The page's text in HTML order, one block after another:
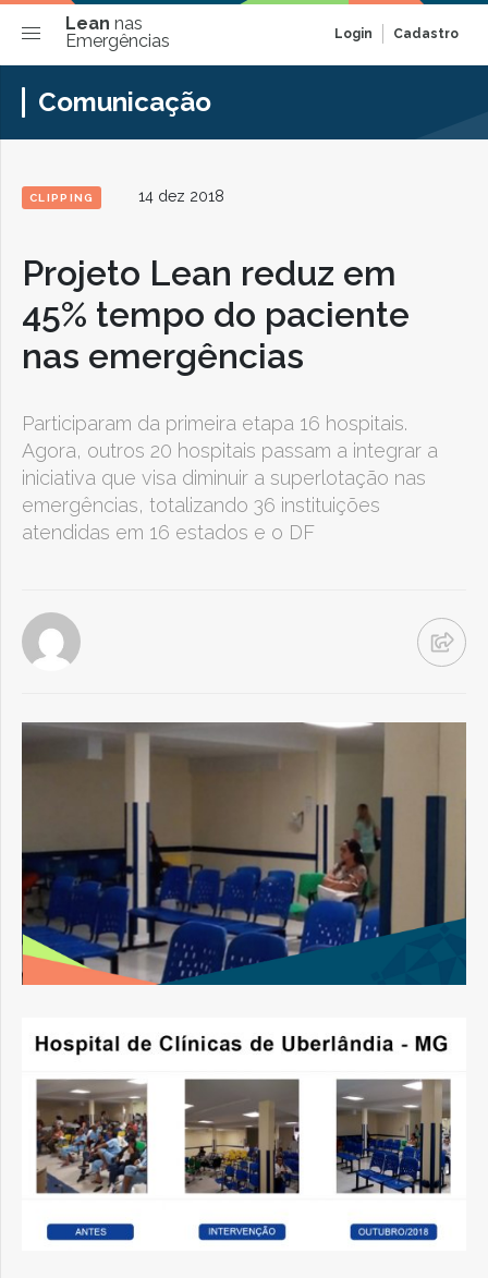
Lean nas
Emergências
Login Cadastro
Comunicação
CLIPPING 14 dez 2018
Projeto Lean reduz em
45% tempo do paciente
nas emergências
Participaram da primeira etapa 16 hospitais.
Agora, outros 20 hospitais passam a integrar a
iniciativa que visa diminuir a superlotação nas
emergências, totalizando 36 instituições
atendidas em 16 estados e o DF